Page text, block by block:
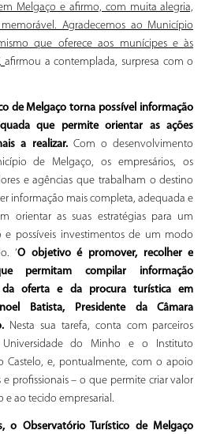
Melgaço e afirmo, com muita alegria,
Agradecemos ao Município
que oferece aos munícipes e às
afirmou a contemplada, surpresa com o
de Melgaço torna possível informação
que permite orientar as ações
a realizar. Com o desenvolvimento
de Melgaço, os empresários, os
e agências que trabalham o destino
informação mais completa, adequada e
orientar as suas estratégias para um
e possíveis investimentos de um modo
‘O objetivo é promover, recolher e
permitam compilar informação
da oferta e da procura turística em
Batista, Presidente da Câmara
Nesta sua tarefa, conta com parceiros
do Minho e o Instituto
Castelo, e, pontualmente, com o apoio
e profissionais – o que permite criar valor
e ao tecido empresarial.
o Observatório Turístico de Melgaço